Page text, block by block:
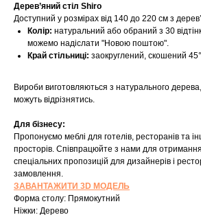
Дерев’яний стіл Shiro
Доступний у розмірах від 140 до 220 см з
Колір: натуральний або обраний з 30
можемо надіслати "Новою поштою".
Край стільниці: заокруглений, скошений
Вироби виготовляються з натурального
можуть відрізнятись.
Для бізнесу:
Пропонуємо меблі для готелів, ресторанів та
просторів. Співпрацюйте з нами для
спеціальних пропозицій для дизайнерів і
замовлення.
ЗАВАНТАЖИТИ 3D МОДЕЛЬ
Форма столу: Прямокутний
Ніжки: Дерево